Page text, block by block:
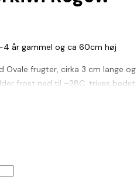
år gammel og ca 60cm høj
Ovale frugter, cirka 3 cm
frost ned til –28C. trives
at sno. Den er velegnet til at
vi anbefaler